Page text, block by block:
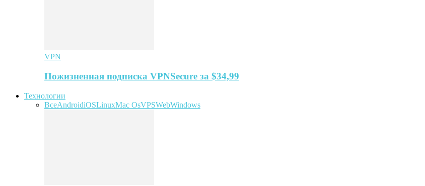
VPN
Пожизненная подписка VPNSecure за $34,99
Технологии
ВсеAndroidiOSLinuxMac OsVPSWebWindows